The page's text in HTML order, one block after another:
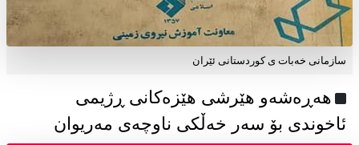
سازمانی خەبات ی كوردستانی ئێران
هەڕەشەو هێرشی هێزەکانی ڕژیمی
ئاخوندی بۆ سەر خەڵکی ناوچەی مەریوان